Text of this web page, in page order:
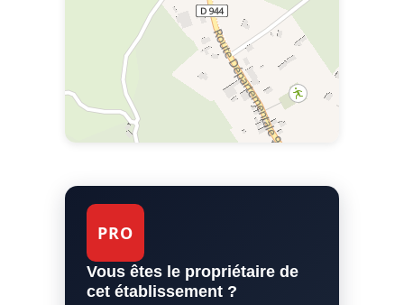
PRO
Vous êtes le propriétaire de
cet établissement ?